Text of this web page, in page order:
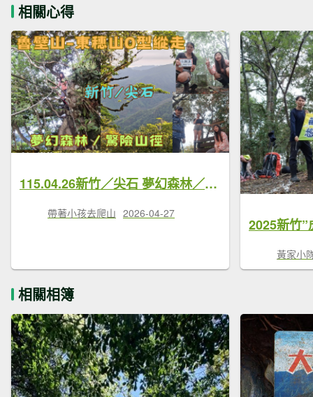
相關心得
115.04.26新竹／尖石 夢幻森林／驚險山徑／魯壁山-東穗山O型縱走
帶著小孩去爬山 2026-04-27
黃家小
相關相簿